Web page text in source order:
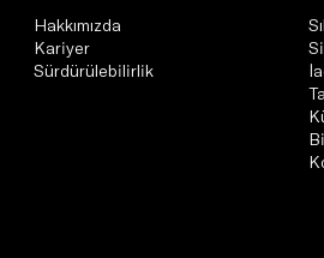
Hakkımızda
Kariyer
Sürdürülebilirlik